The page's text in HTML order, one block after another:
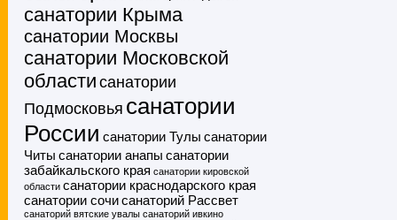
санатории Крыма
санатории Москвы
санатории Московской
области санатории
Подмосковья санатории
России санатории Тулы санатории
Читы санатории анапы санатории
забайкальского края санатории кировской
области санатории краснодарского края
санатории сочисанаторий Рассвет
санаторий вятские увалы санаторий ивкино